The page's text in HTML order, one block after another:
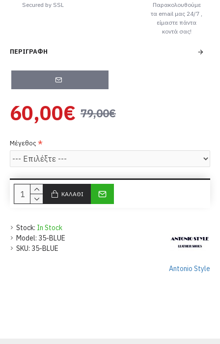
Secured by SSL
Παρακολουθούμε
τα email μας 24/7 ,
είμαστε πάντα
κοντά σας!
ΠΕΡΙΓΡΑΦΉ
Stock: In Stock
Model: 35-BLUE
SKU: 35-BLUE
Antonio Style
79,00€
60,00€
Μέγεθος
ΚΑΛΆΘΙ